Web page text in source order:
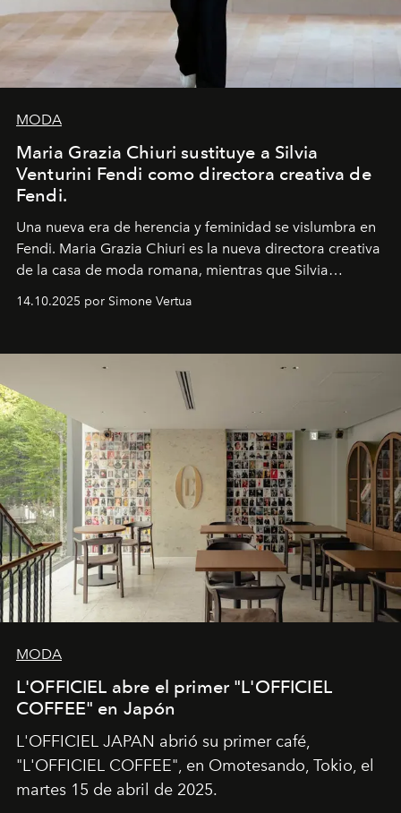
MODA
Maria Grazia Chiuri sustituye a Silvia
Venturini Fendi como directora creativa de
Fendi.
Una nueva era de herencia y feminidad se vislumbra en
Fendi. Maria Grazia Chiuri es la nueva directora creativa
de la casa de moda romana, mientras que Silvia
14.10.2025 por Simone Vertua
MODA
L'OFFICIEL abre el primer "L'OFFICIEL
COFFEE" en Japón
L'OFFICIEL JAPAN abrió su primer café,
"L'OFFICIEL COFFEE", en Omotesando, Tokio, el
martes 15 de abril de 2025.